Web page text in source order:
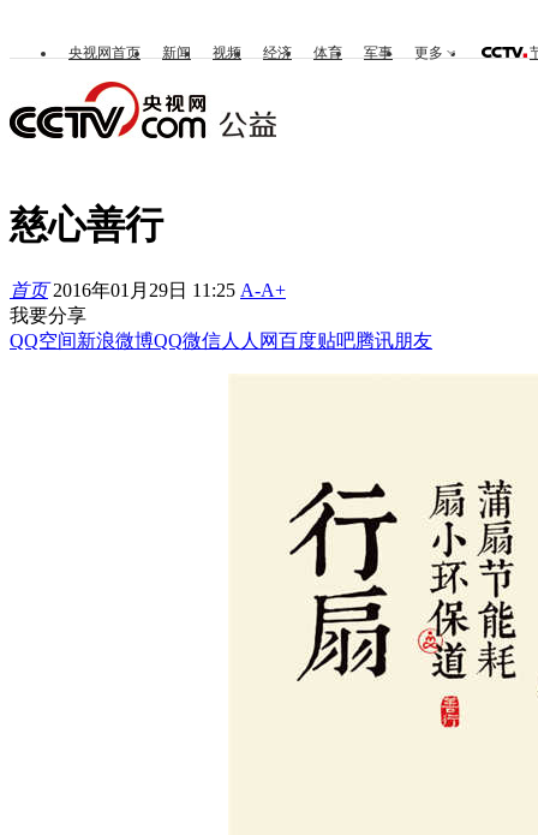
央视网首页 新闻 视频 经济 体育 军事 更多
慈心善行
首页 2016年01月29日 11:25 A-A+
我要分享
QQ空间新浪微博QQ微信人人网百度贴吧腾讯朋友